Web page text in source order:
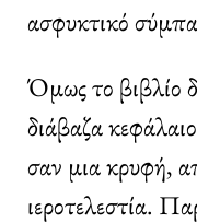
ασφυκτικό
Όμως το βιβλίο
διάβαζα
σαν μια κρυφή,
ιεροτελεστία.